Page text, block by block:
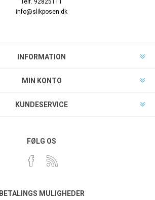
Telf. 92825111
info@slikposen.dk
INFORMATION
MIN KONTO
KUNDESERVICE
FØLG OS
BETALINGS MULIGHEDER